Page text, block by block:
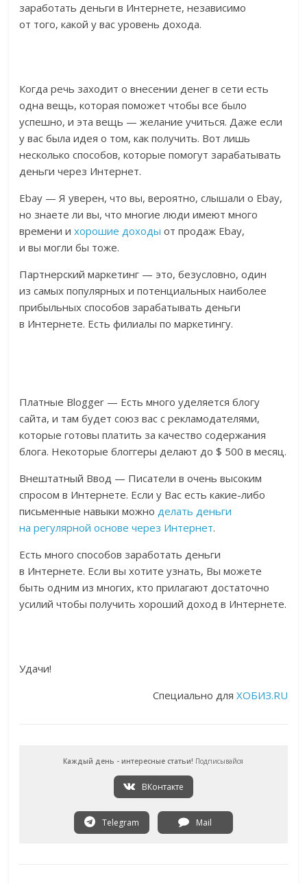
заработать деньги в Интернете, независимо
от того, какой у вас уровень дохода.
Когда речь заходит о внесении денег в сети есть
одна вещь, которая поможет чтобы все было
успешно, и эта вещь — желание учиться. Даже если
у вас была идея о том, как получить. Вот лишь
несколько способов, которые помогут зарабатывать
деньги через Интернет.
Ebay — Я уверен, что вы, вероятно, слышали о Ebay,
но знаете ли вы, что многие люди имеют много
времени ихорошие доходы от продаж Ebay,
и вы могли бы тоже.
Партнерский маркетинг — это, безусловно, один
из самых популярных и потенциальных наиболее
прибыльных способов зарабатывать деньги
в Интернете. Есть филиалы по маркетингу.
Платные Blogger — Есть много уделяется блогу
сайта, и там будет союз вас с рекламодателями,
которые готовы платить за качество содержания
блога. Некоторые блоггеры делают до $ 500 в месяц.
Внештатный Ввод — Писатели в очень высоким
спросом в Интернете. Если у Вас есть какие-либо
письменные навыки можноделать деньги
на регулярной основе через Интернет.
Есть много способов заработать деньги
в Интернете. Если вы хотите узнать, Вы можете
быть одним из многих, кто прилагают достаточно
усилий чтобы получить хороший доход в Интернете.
Удачи!
Специально для ХОБИЗ.RU
Каждый день - интересные статьи! Подписывайся
ВКонтакте
Telegram Mail